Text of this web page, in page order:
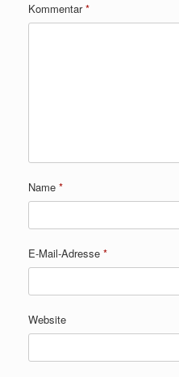
Kommentar*
Name *
E-Mail-Adresse *
Website